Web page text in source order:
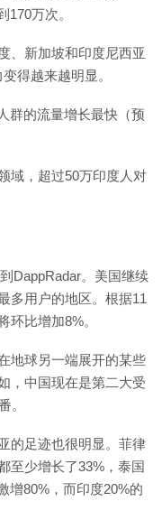
万次。
、新加坡和印度尼西亚
得越来越明显。
群的流量增长最快（预
域，超过50万印度人对
DappRadar。美国继续
多用户的地区。根据11
环比增加8%。
地球另一端展开的某些
，中国现在是第二大受
。
的足迹也很明显。菲律
至少增长了33%，泰国
增80%，而印度20%的